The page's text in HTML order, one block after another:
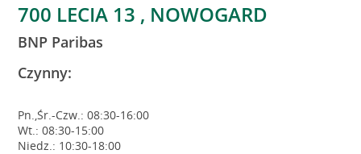
700 LECIA 13 , NOWOGARD
BNP Paribas
Czynny:
Pn.,Śr.-Czw.: 08:30-16:00
Wt.: 08:30-15:00
Niedz.: 10:30-18:00